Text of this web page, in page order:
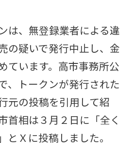
は、無登録業者による違
の疑いで発行中止し、金
ています。高市事務所公
、トークンが発行された
元の投稿を引用して紹
首相は３月２日に「全く
とＸに投稿しました。